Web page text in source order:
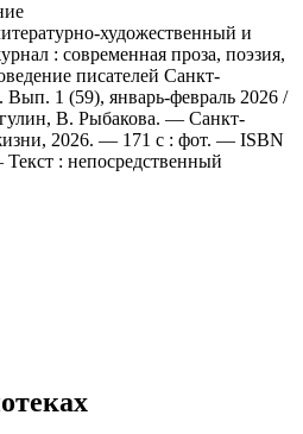
художественный и
: современная проза, поэзия,
писателей Санкт-
Вып. 1 (59), январь-февраль 2026 /
В. Рыбакова. — Санкт-
2026. — 171 с : фот. — ISBN
: непосредственный